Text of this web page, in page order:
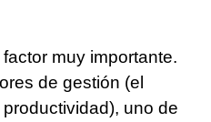
muy importante.
de gestión (el
uno de